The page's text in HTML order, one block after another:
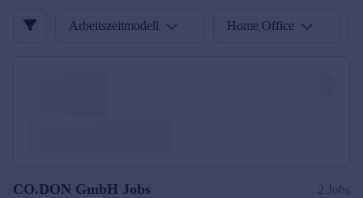
Arbeitszeitmodell Home Office
CO.DON GmbH Jobs
2 Jobs